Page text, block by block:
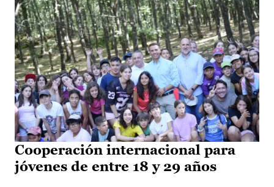
Cooperación internacional para
jóvenes de entre 18 y 29 años